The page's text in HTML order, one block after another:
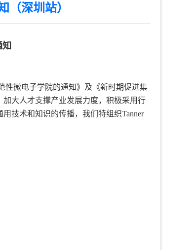
（深圳站）
性微电子学院的通知》及《新时期促进集
大人才支撑产业发展力度，积极采用行
技术和知识的传播，我们特组织Tanner